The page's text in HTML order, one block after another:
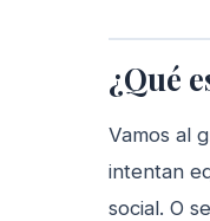
¿Qué
Vamos al
intentan
social. O